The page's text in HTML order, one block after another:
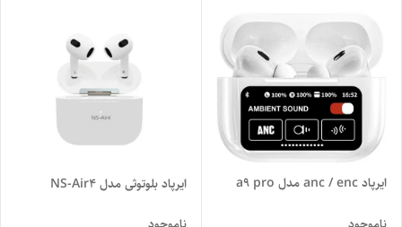
ایرپاد anc / enc مدل a9 pro ایرپاد بلوتوثی مدل NS-Air4